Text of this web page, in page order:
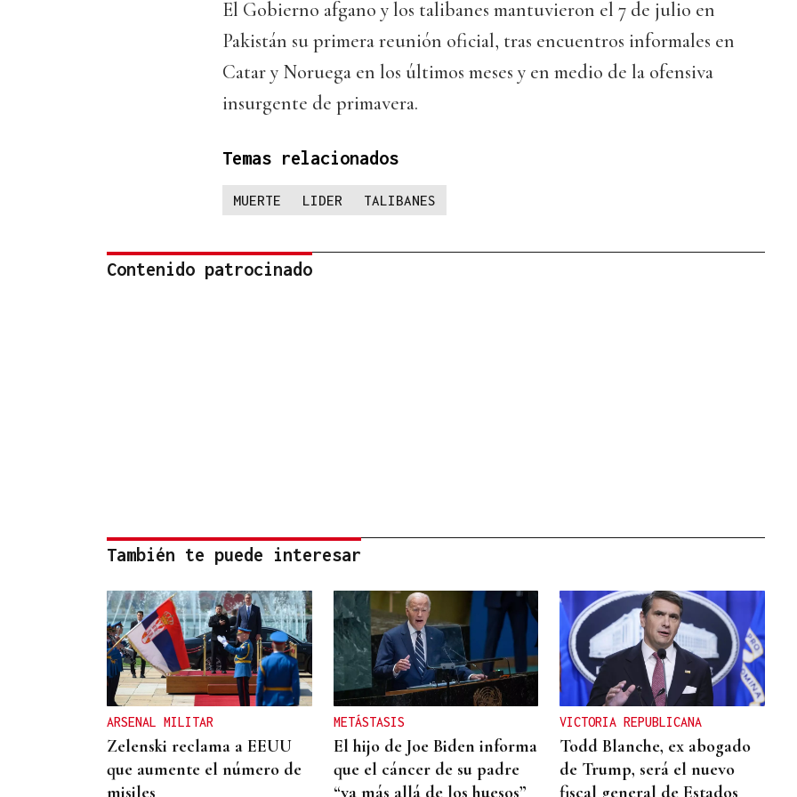
El Gobierno afgano y los talibanes mantuvieron el 7 de julio en
Pakistán su primera reunión oficial, tras encuentros informales en
Catar y Noruega en los últimos meses y en medio de la ofensiva
insurgente de primavera.
Temas relacionados
MUERTE LIDER TALIBANES
Contenido patrocinado
También te puede interesar
ARSENAL MILITAR
Zelenski reclama a EEUU
que aumente el número de
misiles
METÁSTASIS
El hijo de Joe Biden informa
que el cáncer de su padre
“va más allá de los huesos”
VICTORIA REPUBLICANA
Todd Blanche, ex abogado
de Trump, será el nuevo
fiscal general de Estados